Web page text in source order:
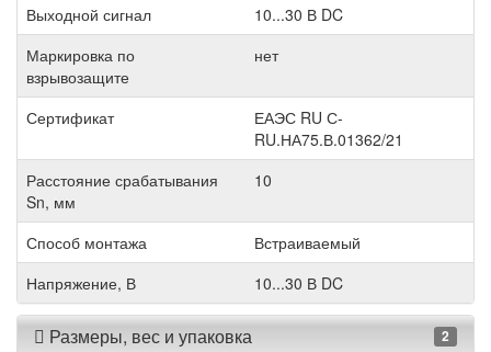
Выходной сигнал
10...30 В DC
Маркировка по
взрывозащите
нет
Сертификат
ЕАЭС RU С-
RU.НА75.В.01362/21
Расстояние срабатывания
Sn, мм
10
Способ монтажа
Встраиваемый
Напряжение, В
10...30 В DC
Размеры, вес и упаковка 2